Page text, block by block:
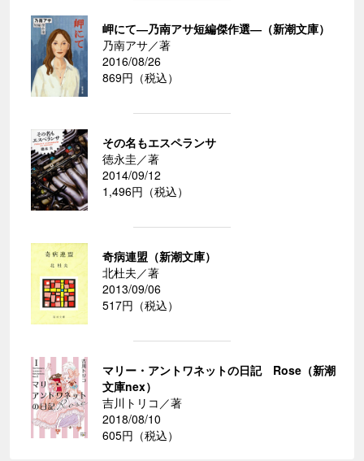
岬にて―乃南アサ短編傑作選―（新潮文庫）
乃南アサ／著
2016/08/26
869円（税込）
その名もエスペランサ
徳永圭／著
2014/09/12
1,496円（税込）
奇病連盟（新潮文庫）
北杜夫／著
2013/09/06
517円（税込）
マリー・アントワネットの日記 Rose（新潮
文庫nex）
吉川トリコ／著
2018/08/10
605円（税込）